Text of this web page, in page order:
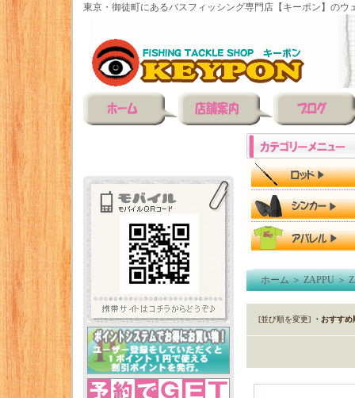
東京・御徒町にあるバスフィッシング専門店【キーポン】のウ
ホーム＞ZAPPU＞
[並び順を変更] ・おすすめ